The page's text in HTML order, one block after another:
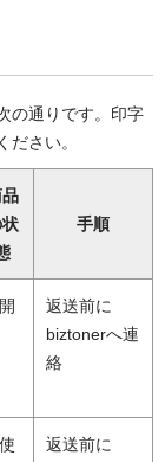
の通りです。印字
さい。
手順
返送前に
biztonerへ連
絡
返送前に